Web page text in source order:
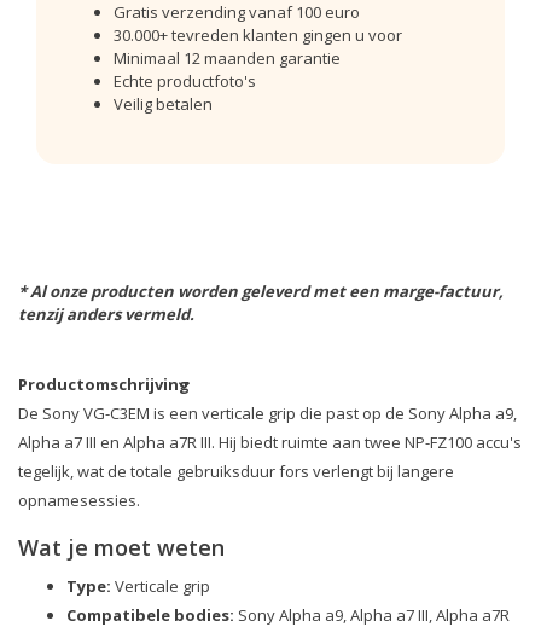
Gratis verzending vanaf 100 euro
30.000+ tevreden klanten gingen u voor
Minimaal 12 maanden garantie
Echte productfoto's
Veilig betalen
* Al onze producten worden geleverd met een marge-factuur,
tenzij anders vermeld.
Productomschrijving
De Sony VG-C3EM is een verticale grip die past op de Sony Alpha a9,
Alpha a7 III en Alpha a7R III. Hij biedt ruimte aan twee NP-FZ100 accu's
tegelijk, wat de totale gebruiksduur fors verlengt bij langere
opnamesessies.
Wat je moet weten
Type: Verticale grip
Compatibele bodies: Sony Alpha a9, Alpha a7 III, Alpha a7R